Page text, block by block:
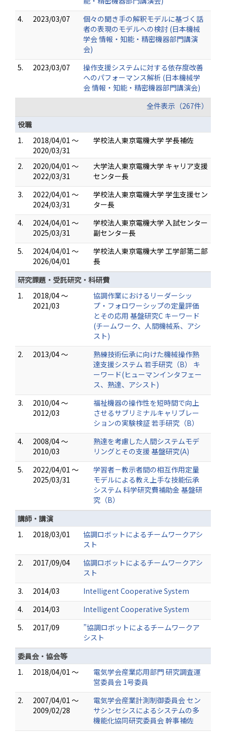
4.
2023/03/07
個々の聞き手の解釈モデルに基づく話
者の表現のモデルへの検討 (日本機械
学会 情報・知能・精密機器部門講演
会)
5.
2023/03/07
操作支援システムに対する依存度改善
へのパフォーマンス解析 (日本機械学
会 情報・知能・精密機器部門講演会)
全件表示（267件）
役職
1.
2018/04/01 ～
2020/03/31
学校法人東京電機大学 学長補佐
2.
2020/04/01 ～
2022/03/31
大学法人東京電機大学 キャリア支援
センター長
3.
2022/04/01 ～
2024/03/31
学校法人東京電機大学 学生支援セン
ター長
4.
2024/04/01 ～
2025/03/31
学校法人東京電機大学 入試センター
副センター長
5.
2024/04/01 ～
2026/04/01
学校法人東京電機大学 工学部第二部
長
研究課題・受託研究・科研費
1.
2018/04 ～
2021/03
協調作業におけるリーダーシッ
プ・フォロワーシップの定量評価
とその応用 基盤研究C キーワード
(チームワーク、人間機械系、アシ
スト)
2.
2013/04 ～
熟練技術伝承に向けた機械操作熟
達支援システム 若手研究（B） キ
ーワード(ヒューマンインタフェー
ス、熟達、アシスト)
3.
2010/04 ～
2012/03
福祉機器の操作性を短時間で向上
させるサブリミナルキャリブレー
ションの実験検証 若手研究（B）
4.
2008/04 ～
2010/03
熟達を考慮した人間システムモデ
リングとその支援 基盤研究(A)
5.
2022/04/01 ～
2025/03/31
学習者－教示者間の相互作用定量
モデルによる教え上手な技能伝承
システム 科学研究費補助金 基盤研
究（B）
講師・講演
1.
2018/03/01
協調ロボットによるチームワークアシ
スト
2.
2017/09/04
協調ロボットによるチームワークアシ
スト
3.
2014/03
Intelligent Cooperative System
4.
2014/03
Intelligent Cooperative System
5.
2017/09
”協調ロボットによるチームワークア
シスト
委員会・協会等
1.
2018/04/01 ～
電気学会産業応用部門 研究調査運
営委員会 1号委員
2.
2007/04/01 ～
2009/02/28
電気学会産業計測制御委員会 セン
サシンセシスによるシステムの多
機能化協同研究委員会 幹事補佐